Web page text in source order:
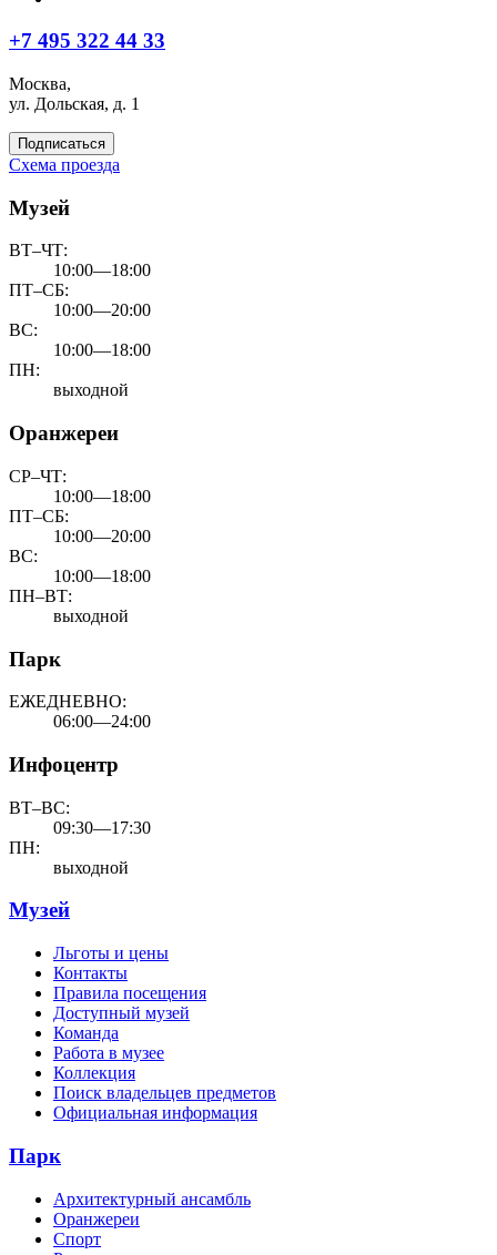
+7 495 322 44 33
Москва,
ул. Дольская, д. 1
Подписаться
Схема проезда
Музей
ВТ–ЧТ:
10:00—18:00
ПТ–СБ:
10:00—20:00
ВС:
10:00—18:00
ПН:
выходной
Оранжереи
СР–ЧТ:
10:00—18:00
ПТ–СБ:
10:00—20:00
ВС:
10:00—18:00
ПН–ВТ:
выходной
Парк
ЕЖЕДНЕВНО:
06:00—24:00
Инфоцентр
ВТ–ВС:
09:30—17:30
ПН:
выходной
Музей
Льготы и цены
Контакты
Правила посещения
Доступный музей
Команда
Работа в музее
Коллекция
Поиск владельцев предметов
Официальная информация
Парк
Архитектурный ансамбль
Оранжереи
Спорт